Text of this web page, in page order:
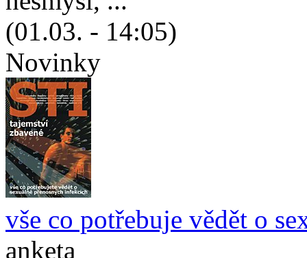
(01.03. - 14:05)
Novinky
vše co potřebuje vědět o
anketa